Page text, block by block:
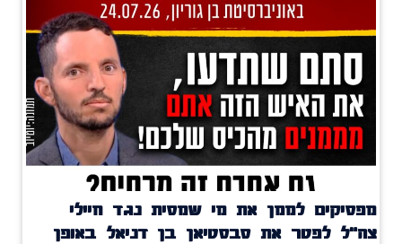
מפסיקים לממן את מי שמסית נגד חיילי
צה"ל לפטר את סבסטיאן בן דניאל באופן